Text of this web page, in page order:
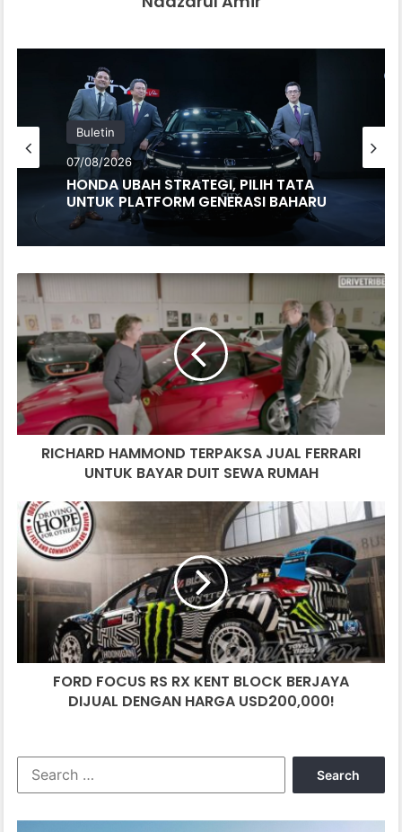
Buletin
07/08/2026
HONDA UBAH STRATEGI, PILIH TATA
UNTUK PLATFORM GENERASI BAHARU
RICHARD
HAMMOND
TERPAKSA
JUAL
FERRARI
UNTUK
BAYAR
DUIT
SEWA
RUMAHRICHARD HAMMOND TERPAKSA JUAL FERRARI
UNTUK BAYAR DUIT SEWA RUMAH
FORD
FOCUS
RS
RX
KENT
BLOCK
BERJAYA
DIJUAL
DENGAN
HARGA
USD200,000!
FORD FOCUS RS RX KENT BLOCK BERJAYA
DIJUAL DENGAN HARGA USD200,000!